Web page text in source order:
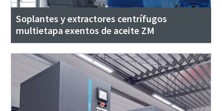
Soplantes y extractores centrífugos
multietapa exentos de aceite ZM